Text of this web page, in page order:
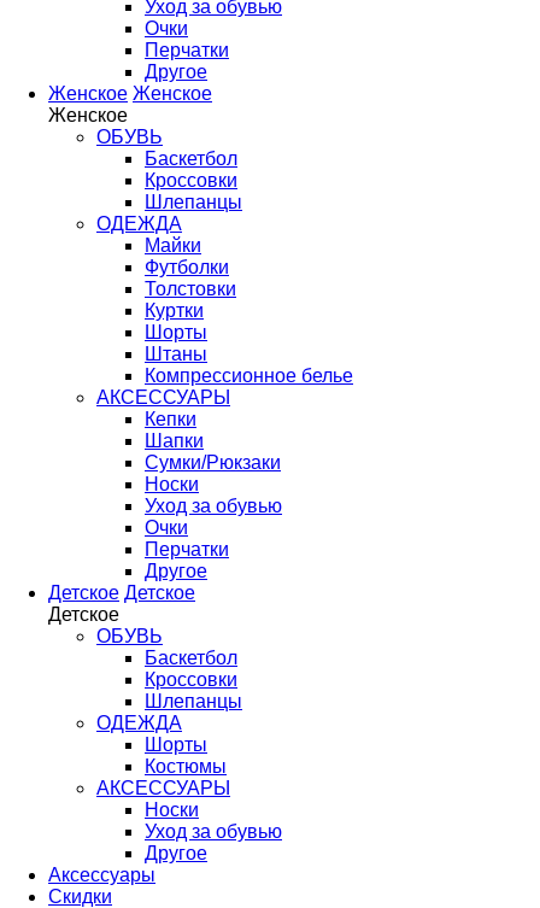
Уход за обувью
Очки
Перчатки
Другое
Женское Женское
Женское
ОБУВЬ
Баскетбол
Кроссовки
Шлепанцы
ОДЕЖДА
Майки
Футболки
Толстовки
Куртки
Шорты
Штаны
Компрессионное белье
АКСЕССУАРЫ
Кепки
Шапки
Сумки/Рюкзаки
Носки
Уход за обувью
Очки
Перчатки
Другое
Детское Детское
Детское
ОБУВЬ
Баскетбол
Кроссовки
Шлепанцы
ОДЕЖДА
Шорты
Костюмы
АКСЕССУАРЫ
Носки
Уход за обувью
Другое
Аксессуары
Скидки